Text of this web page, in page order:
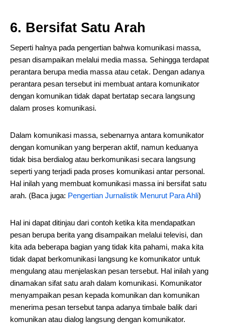
6. Bersifat Satu Arah
Seperti halnya pada pengertian bahwa komunikasi massa,
pesan disampaikan melalui media massa. Sehingga terdapat
perantara berupa media massa atau cetak. Dengan adanya
perantara pesan tersebut ini membuat antara komunikator
dengan komunikan tidak dapat bertatap secara langsung
dalam proses komunikasi.
Dalam komunikasi massa, sebenarnya antara komunikator
dengan komunikan yang berperan aktif, namun keduanya
tidak bisa berdialog atau berkomunikasi secara langsung
seperti yang terjadi pada proses komunikasi antar personal.
Hal inilah yang membuat komunikasi massa ini bersifat satu
arah. (Baca juga: Pengertian Jurnalistik Menurut Para Ahli)
Hal ini dapat ditinjau dari contoh ketika kita mendapatkan
pesan berupa berita yang disampaikan melalui televisi, dan
kita ada beberapa bagian yang tidak kita pahami, maka kita
tidak dapat berkomunikasi langsung ke komunikator untuk
mengulang atau menjelaskan pesan tersebut. Hal inilah yang
dinamakan sifat satu arah dalam komunikasi. Komunikator
menyampaikan pesan kepada komunikan dan komunikan
menerima pesan tersebut tanpa adanya timbale balik dari
komunikan atau dialog langsung dengan komunikator.